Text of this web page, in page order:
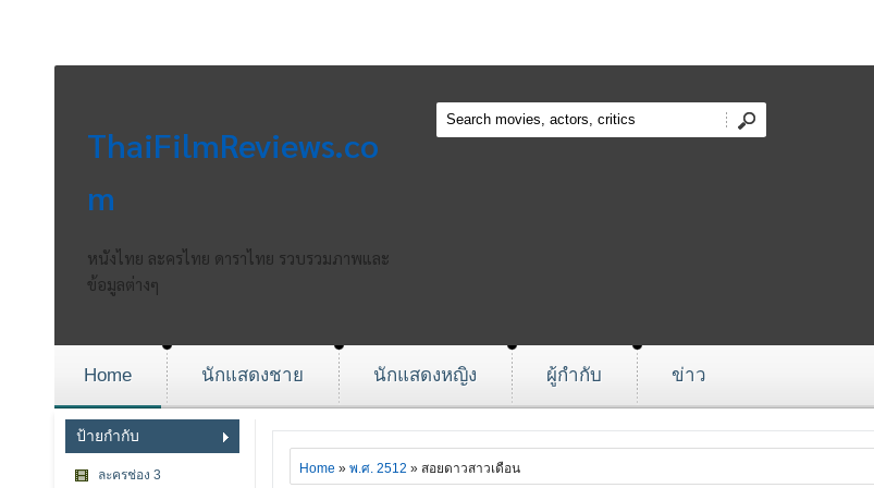
ThaiFilmReviews.co
m
หนังไทย ละครไทย ดาราไทย รวบรวมภาพและ
ข้อมูลต่างๆ
Home นักแสดงชาย นักแสดงหญิง ผู้กำกับ ข่าว
ป้ายกำกับ
ละครช่อง 3 Home » พ.ศ. 2512 » สอยดาวสาวเดือน